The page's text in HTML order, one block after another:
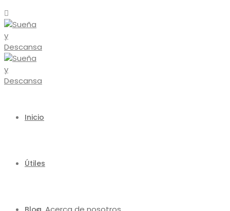
Inicio
Útiles